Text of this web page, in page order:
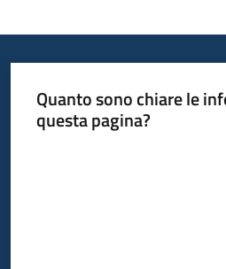
Quanto sono chiare le
questa pagina?